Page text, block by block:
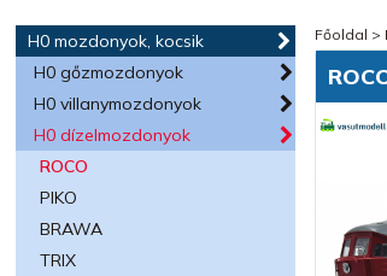
H0 mozdonyok, kocsik
H0 gőzmozdonyok
H0 villanymozdonyok
H0 dízelmozdonyok
ROCO
PIKO
BRAWA
TRIX
Főoldal >